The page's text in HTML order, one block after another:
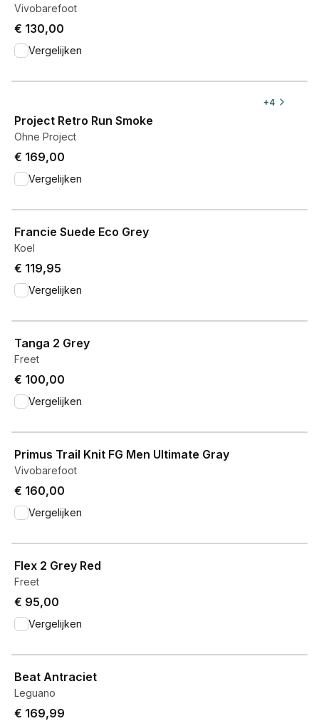
Vivobarefoot
€ 130,00
Vergelijken
+4
Project Retro Run Smoke
Ohne Project
€ 169,00
Vergelijken
Francie Suede Eco Grey
Koel
€ 119,95
Vergelijken
Tanga 2 Grey
Freet
€ 100,00
Vergelijken
Primus Trail Knit FG Men Ultimate Gray
Vivobarefoot
€ 160,00
Vergelijken
Flex 2 Grey Red
Freet
€ 95,00
Vergelijken
Beat Antraciet
Leguano
€ 169,99